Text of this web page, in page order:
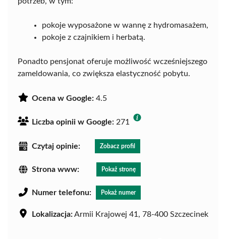
pokoje wyposażone w wannę z hydromasażem,
pokoje z czajnikiem i herbatą.
Ponadto pensjonat oferuje możliwość wcześniejszego
zameldowania, co zwiększa elastyczność pobytu.
Ocena w Google: 4.5
Liczba opinii w Google: 271
Czytaj opinie: Zobacz profil
Strona www: Pokaż stronę
Numer telefonu: Pokaż numer
Lokalizacja:Armii Krajowej 41, 78-400 Szczecinek